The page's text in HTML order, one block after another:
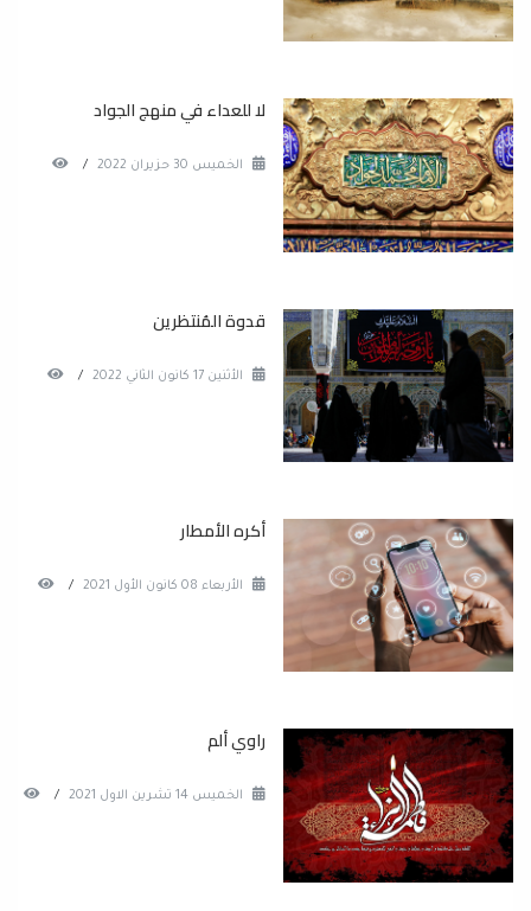
لا للعداء في منهج الجواد
الخميس 30 حزيران 2022 /
قدوة المُنتظرين
الأثنين 17 كانون الثاني 2022 /
أكره الأمطار
الأربعاء 08 كانون الأول 2021 /
راوي ألم
الخميس 14 تشرين الاول 2021 /